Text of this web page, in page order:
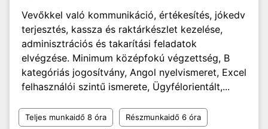
Vevőkkel való kommunikáció, értékesítés, jókedv
terjesztés, kassza és raktárkészlet kezelése,
adminisztrációs és takarítási feladatok
elvégzése. Minimum középfokú végzettség, B
kategóriás jogosítvány, Angol nyelvismeret, Excel
felhasználói szintű ismerete, Ügyfélorientált,...
Teljes munkaidő 8 óra Részmunkaidő 6 óra